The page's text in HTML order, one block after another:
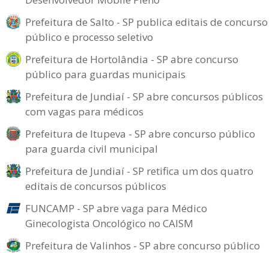
Prefeitura de Salto - SP publica editais de concurso
público e processo seletivo
Prefeitura de Hortolândia - SP abre concurso
público para guardas municipais
Prefeitura de Jundiaí - SP abre concursos públicos
com vagas para médicos
Prefeitura de Itupeva - SP abre concurso público
para guarda civil municipal
Prefeitura de Jundiaí - SP retifica um dos quatro
editais de concursos públicos
FUNCAMP - SP abre vaga para Médico
Ginecologista Oncológico no CAISM
Prefeitura de Valinhos - SP abre concurso público